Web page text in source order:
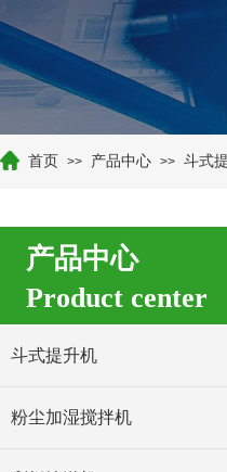
首页 >> 产品中心 >> 斗式
产品中心
Product center
斗式提升机
粉尘加湿搅拌机